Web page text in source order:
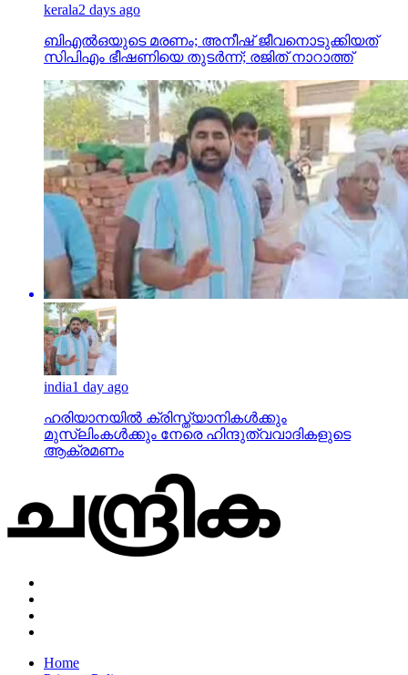
kerala2 days ago
ബിഎല്‍ഒയുടെ മരണം; അനീഷ് ജീവനൊടുക്കിയത്
സിപിഎം ഭീഷണിയെ തുടര്‍ന്ന്; രജിത് നാറാത്ത്
india1 day ago
ഹരിയാനയില്‍ ക്രിസ്ത്യാനികള്‍ക്കും
മുസ്‌ലിംകള്‍ക്കും നേരെ ഹിന്ദുത്വവാദികളുടെ
ആക്രമണം
Home